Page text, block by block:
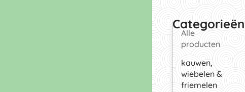
Categorieën
Alle
producten
kauwen,
wiebelen &
friemelen